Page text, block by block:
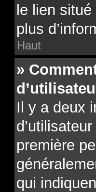
le lien
plus
Haut
»
Il y a deux
première
qui